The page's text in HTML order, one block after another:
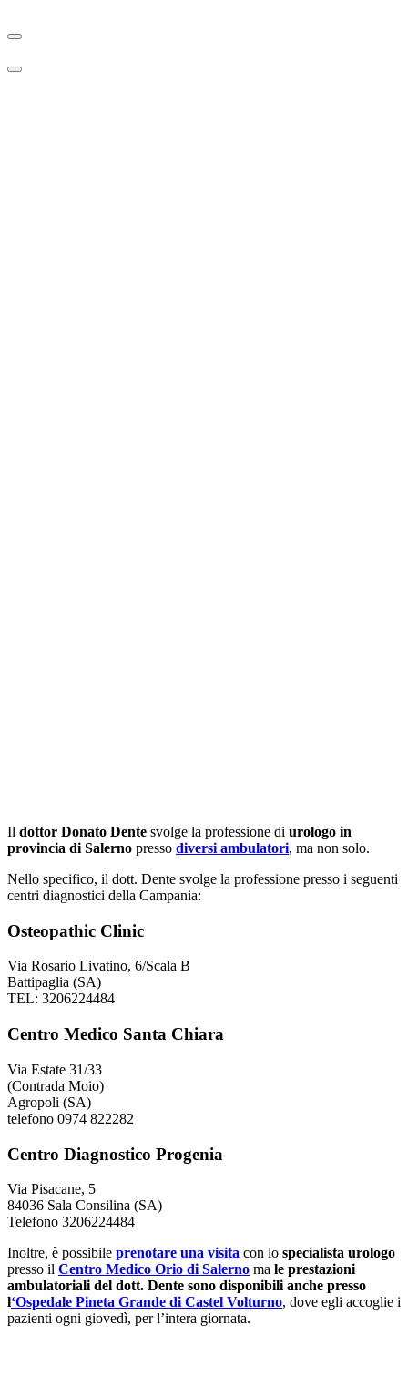
Il dottor Donato Dente svolge la professione di urologo in
provincia di Salerno presso diversi ambulatori, ma non solo.
Nello specifico, il dott. Dente svolge la professione presso i seguenti
centri diagnostici della Campania:
Osteopathic Clinic
Via Rosario Livatino, 6/Scala B
Battipaglia (SA)
TEL: 3206224484
Centro Medico Santa Chiara
Via Estate 31/33
(Contrada Moio)
Agropoli (SA)
telefono 0974 822282
Centro Diagnostico Progenia
Via Pisacane, 5
84036 Sala Consilina (SA)
Telefono 3206224484
Inoltre, è possibile prenotare una visita con lo specialista urologo
presso il Centro Medico Orio di Salerno ma le prestazioni
ambulatoriali del dott. Dente sono disponibili anche presso
l‘Ospedale Pineta Grande di Castel Volturno, dove egli accoglie i
pazienti ogni giovedì, per l’intera giornata.